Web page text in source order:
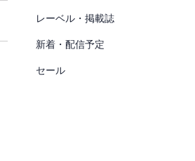
レーベル・掲載誌
新着・配信予定
セール